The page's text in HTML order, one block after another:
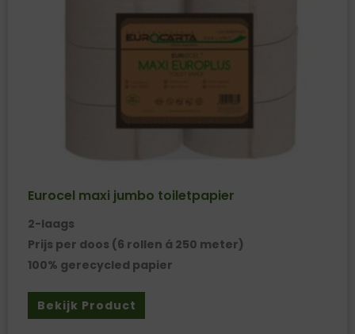
Eurocel maxi jumbo toiletpapier
2-laags
Prijs per doos (6 rollen á 250 meter)
100% gerecycled papier
Bekijk Product